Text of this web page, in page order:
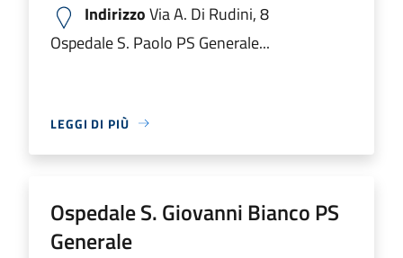
IndirizzoVia A. Di Rudini, 8
Ospedale S. Paolo PS Generale...
LEGGI DI PIÙ
Ospedale S. Giovanni Bianco PS
Generale